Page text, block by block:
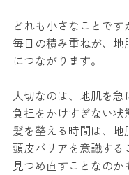
どれも小さなことです
毎日の積み重ねが、
につながります。
大切なのは、地肌を急
負担をかけすぎない状
髪を整える時間は、地
頭皮バリアを意識す
見つめ直すことなのか